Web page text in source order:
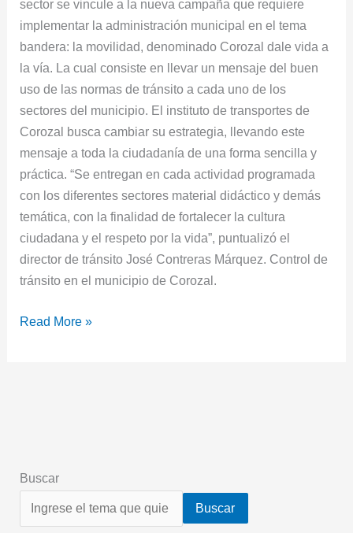
sector se vincule a la nueva campaña que requiere
implementar la administración municipal en el tema
bandera: la movilidad, denominado Corozal dale vida a
la vía. La cual consiste en llevar un mensaje del buen
uso de las normas de tránsito a cada uno de los
sectores del municipio. El instituto de transportes de
Corozal busca cambiar su estrategia, llevando este
mensaje a toda la ciudadanía de una forma sencilla y
práctica. “Se entregan en cada actividad programada
con los diferentes sectores material didáctico y demás
temática, con la finalidad de fortalecer la cultura
ciudadana y el respeto por la vida”, puntualizó el
director de tránsito José Contreras Márquez. Control de
tránsito en el municipio de Corozal.
Read More »
Buscar
Buscar